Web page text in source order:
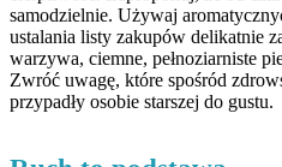
samodzielnie. Używaj
ustalania listy zakupów delikatnie
warzywa, ciemne, pełnoziarniste
Zwróć uwagę, które spośród
przypadły osobie starszej do gustu.